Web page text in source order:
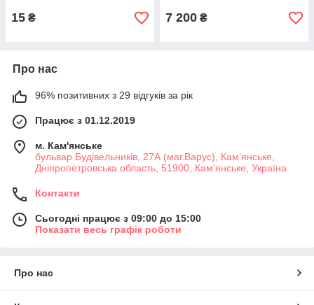
15 ₴ 7 200 ₴
Про нас
96% позитивних з 29 відгуків за рік
Працює з 01.12.2019
м. Кам'янське
бульвар Будівельників, 27А (маг.Варус), Кам’янське,
Дніпропетровська область, 51900, Кам'янське, Україна
Контакти
Сьогодні працює з 09:00 до 15:00
Показати весь графік роботи
Про нас